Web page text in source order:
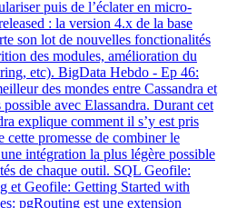
puis de l’éclater en micro-
: la version 4.x de la base
son lot de nouvelles fonctionalités
des modules, amélioration du
etc). BigData Hebdo - Ep 46:
des mondes entre Cassandra et
possible avec Elassandra. Durant cet
explique comment il s’y est pris
cette promesse de combiner le
intégration la plus légère possible
de chaque outil. SQL Geofile:
et Geofile: Getting Started with
pgRouting est une extension